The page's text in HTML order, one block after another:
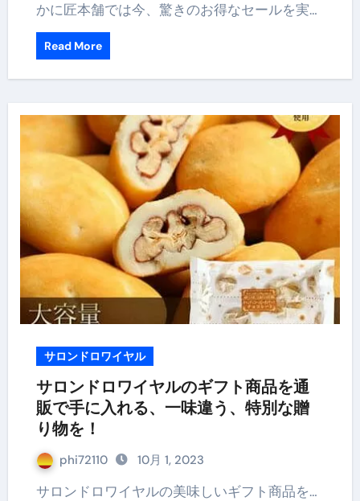
かに匠本舗では今、驚きのお得なセールを実…
Read More
サロンドロワイヤル
サロンドロワイヤルのギフト商品を通
販で手に入れる、一味違う、特別な贈
り物を！
phi72110 10月 1, 2023
サロンドロワイヤルの美味しいギフト商品を…